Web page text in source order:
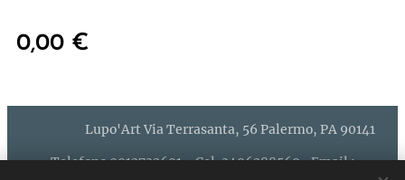
0,00 €
Lupo'Art Via Terrasanta, 56 Palermo, PA 90141
Telefono 0912732691 - Cel. 3496288569- Email :